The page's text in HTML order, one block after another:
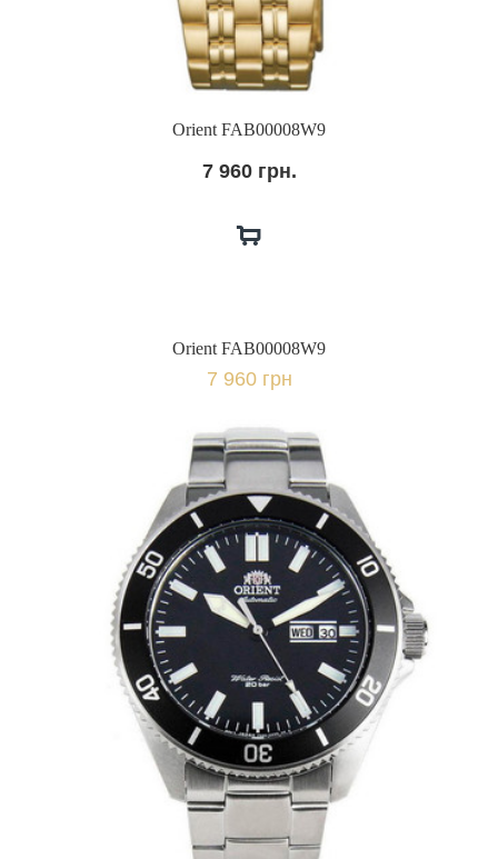
Orient FAB00008W9
7 960 грн.
Orient FAB00008W9
7 960 грн